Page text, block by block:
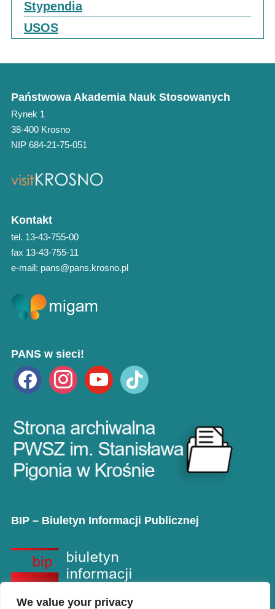
We value your privacy
Stypendia
USOS
Państwowa Akademia Nauk Stosowanych
Rynek 1
38-400 Krosno
NIP 684-21-75-051
Kontakt
tel. 13-43-755-00
fax 13-43-755-11
e-mail: pans@pans.krosno.pl
PANS w sieci!
facebook instagramyoutube tiktok
BIP – Biuletyn Informacji Publicznej